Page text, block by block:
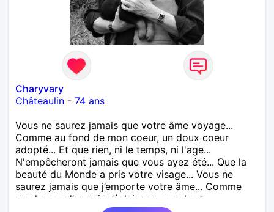
Charyvary
Châteaulin - 74 ans
Vous ne saurez jamais que votre âme voyage...
Comme au fond de mon coeur, un doux coeur
adopté... Et que rien, ni le temps, ni l'age...
N'empêcheront jamais que vous ayez été... Que la
beauté du Monde a pris votre visage... Vous ne
saurez jamais que j’emporte votre âme... Comme
une lampe d’or qui m’éclaire en marchant...